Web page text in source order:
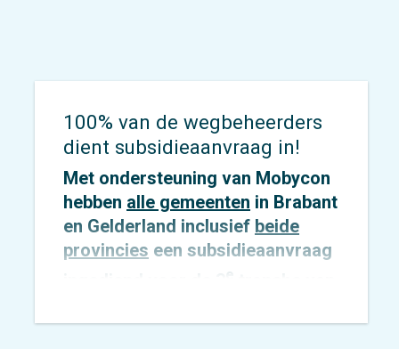
100% van de wegbeheerders
dient subsidieaanvraag in!
Met ondersteuning van Mobycon
hebben alle gemeenten in Brabant
en Gelderland inclusief beide
provincies een subsidieaanvraag
e